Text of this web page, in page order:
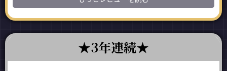
3年連続